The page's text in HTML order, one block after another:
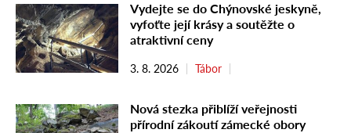
Vydejte se do Chýnovské jeskyně,
vyfoťte její krásy a soutěžte o
atraktivní ceny
3. 8. 2026 Tábor
Nová stezka přiblíží veřejnosti
přírodní zákoutí zámecké obory